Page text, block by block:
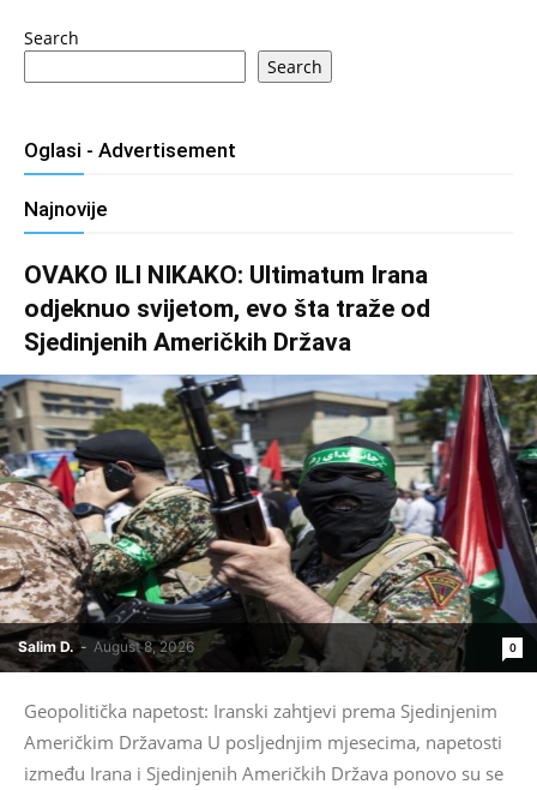
Search
Search
Oglasi - Advertisement
Najnovije
OVAKO ILI NIKAKO: Ultimatum Irana
odjeknuo svijetom, evo šta traže od
Sjedinjenih Američkih Država
Salim D. - August 8, 2026 0
Geopolitička napetost: Iranski zahtjevi prema Sjedinjenim
Američkim Državama U posljednjim mjesecima, napetosti
između Irana i Sjedinjenih Američkih Država ponovo su se